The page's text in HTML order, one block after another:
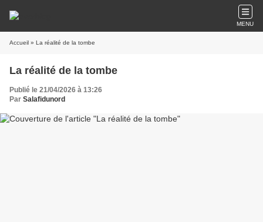
MENU
Accueil » La réalité de la tombe
La réalité de la tombe
Publié le 21/04/2026 à 13:26
Par Salafidunord